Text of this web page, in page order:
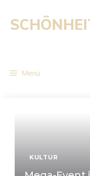
Inhalt
springen
Menü
KULTUR